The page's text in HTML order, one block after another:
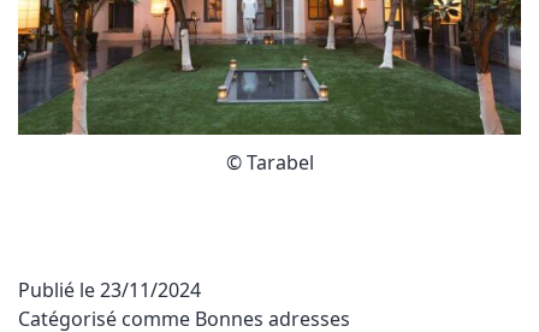
© Tarabel
Publié le23/11/2024
Catégorisé comme Bonnes adresses